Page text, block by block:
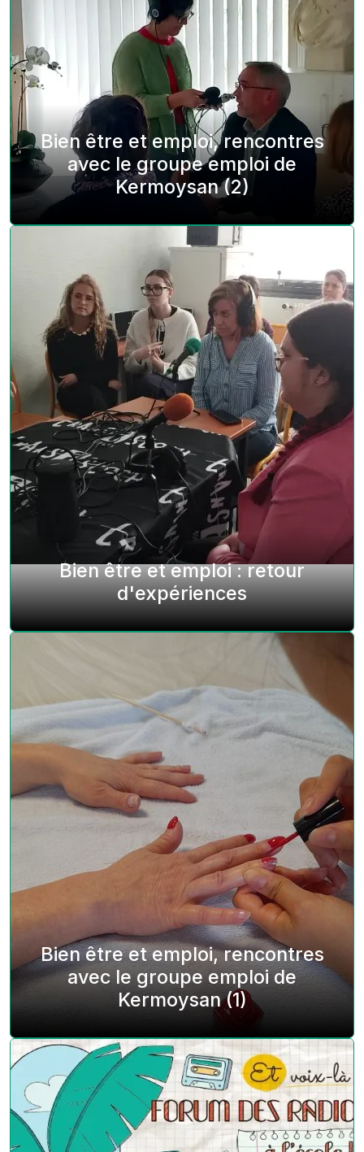
Bien être et emploi, rencontres
avec le groupe emploi de
Kermoysan (2)
Bien être et emploi : retour
d'expériences
Bien être et emploi, rencontres
avec le groupe emploi de
Kermoysan (1)